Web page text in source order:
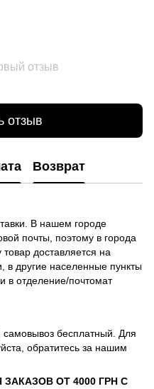
отзыв
отзыв
Возврат
В нашем городе
почты, поэтому в города
доставляется на
в другие населенные пункты
в отделение/почтомат
бесплатный. Для
обратитесь за нашим
ОТ 4000 ГРН С